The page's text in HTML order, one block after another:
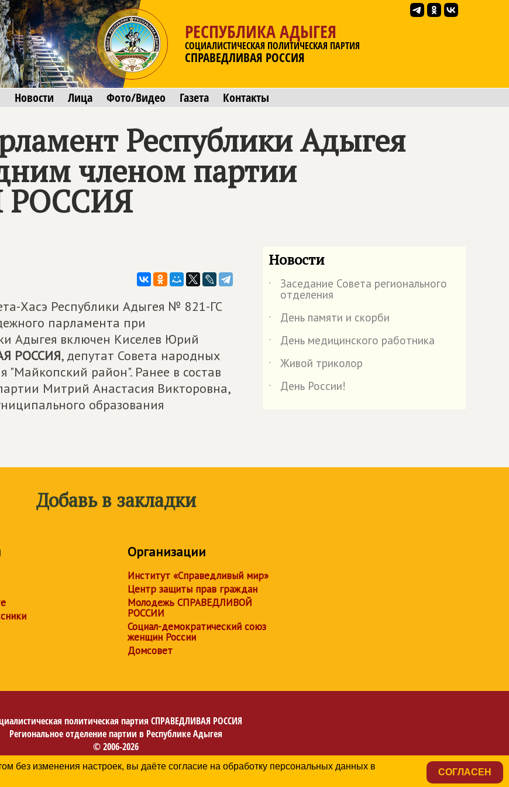
РЕСПУБЛИКА АДЫГЕЯ
СОЦИАЛИСТИЧЕСКАЯ ПОЛИТИЧЕСКАЯ ПАРТИЯ
СПРАВЕДЛИВАЯ РОССИЯ
Новости Лица Фото/Видео Газета Контакты
Республики Адыгея
членом партии
РОССИЯ
Хасэ Республики Адыгея № 821-ГС
парламента при
Адыгея включен Киселев Юрий
РОССИЯ, депутат Совета народных
"Майкопский район". Ранее в состав
Митрий Анастасия Викторовна,
образования
Новости
˙ Заседание Совета регионального
отделения
˙
День памяти и скорби
˙
День медицинского работника
˙
Живой триколор
˙
День России!
Добавь в закладки
Организации
Институт «Справедливый мир»
Центр защиты прав граждан
Молодежь СПРАВЕДЛИВОЙ
РОССИИ
Социал-демократический союз
женщин России
Домсовет
политическая партия СПРАВЕДЛИВАЯ РОССИЯ
Региональное отделение партии в Республике Адыгея
© 2006-2026
Политика в отношении обработки персональных данных
без изменения настроек, вы даёте согласие на обработку персональных данных в
СОГЛАСЕН